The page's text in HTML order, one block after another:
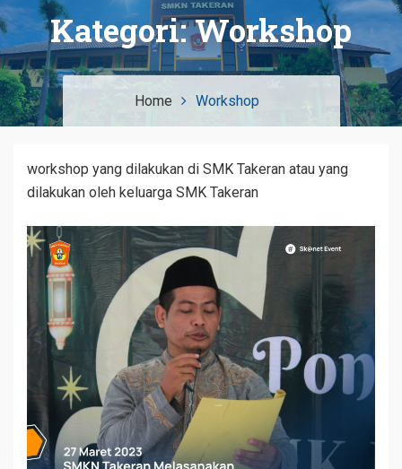
Kategori:Workshop
Home Workshop
workshop yang dilakukan di SMK Takeran atau yang
dilakukan oleh keluarga SMK Takeran